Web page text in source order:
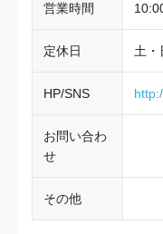
営業時間
定休日 土・
HP/SNS
お問い合わ
せ
その他